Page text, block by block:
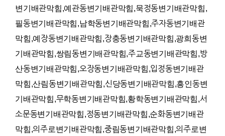
변기배관막힘,예관동변기배관막힘,묵정동변기배관막힘,
필동변기배관막힘,남학동변기배관막힘,주자동변기배관
막힘,예장동변기배관막힘,장충동변기배관막힘,광희동변
기배관막힘,쌍림동변기배관막힘,주교동변기배관막힘,방
산동변기배관막힘,오장동변기배관막힘,입정동변기배관
막힘,산림동변기배관막힘,신당동변기배관막힘,흥인동변
기배관막힘,무학동변기배관막힘,황학동변기배관막힘,서
소문동변기배관막힘,정동변기배관막힘,순화동변기배관
막힘,의주로변기배관막힘,중림동변기배관막힘,의주로변